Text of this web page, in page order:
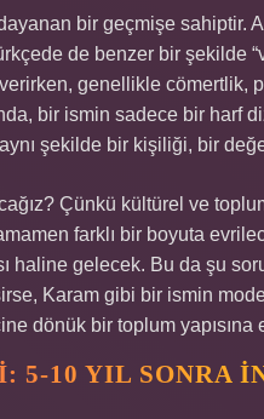
bir geçmişe sahiptir.
de benzer bir şekilde
genellikle cömertlik,
bir ismin sadece bir harf
şekilde bir kişiliği, bir
Çünkü kültürel ve
farklı bir boyuta
haline gelecek. Bu da şu
Karam gibi bir ismin
dönük bir toplum yapısına
5-10 YIL SONRA